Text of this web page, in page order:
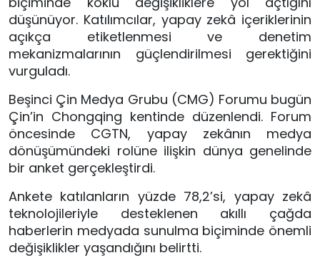
düşünüyor. Katılımcılar, yapay zekâ içeriklerinin
açıkça etiketlenmesi ve denetim
mekanizmalarının güçlendirilmesi gerektiğini
vurguladı.
Beşinci Çin Medya Grubu (CMG) Forumu bugün
Çin’in Chongqing kentinde düzenlendi. Forum
öncesinde CGTN, yapay zekânın medya
dönüşümündeki rolüne ilişkin dünya genelinde
bir anket gerçekleştirdi.
Ankete katılanların yüzde 78,2’si, yapay zekâ
teknolojileriyle desteklenen akıllı çağda
haberlerin medyada sunulma biçiminde önemli
değişiklikler yaşandığını belirtti.